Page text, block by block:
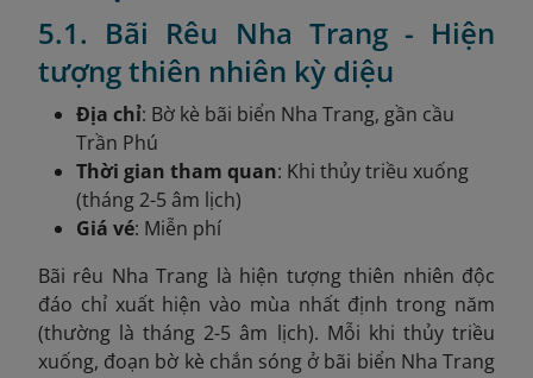
5.1. Bãi Rêu Nha Trang - Hiện
tượng thiên nhiên kỳ diệu
Địa chỉ: Bờ kè bãi biển Nha Trang, gần cầu
Trần Phú
Thời gian tham quan: Khi thủy triều xuống
(tháng 2-5 âm lịch)
Giá vé: Miễn phí
Bãi rêu Nha Trang là hiện tượng thiên nhiên độc
đáo chỉ xuất hiện vào mùa nhất định trong năm
(thường là tháng 2-5 âm lịch). Mỗi khi thủy triều
xuống, đoạn bờ kè chắn sóng ở bãi biển Nha Trang